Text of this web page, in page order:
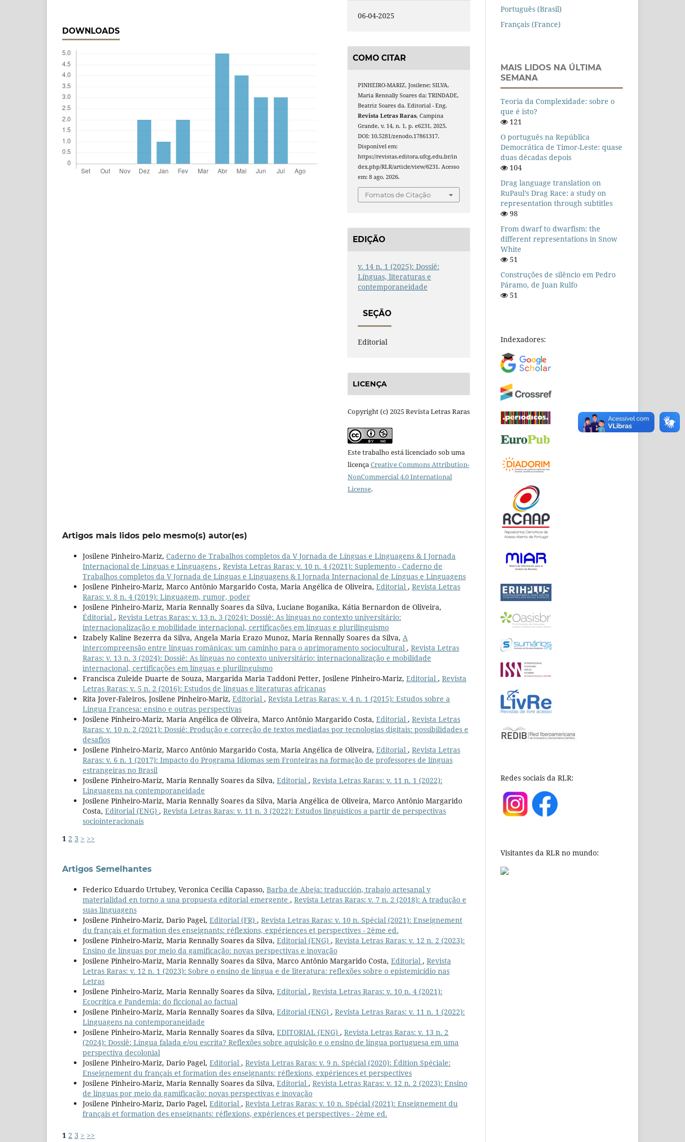
DOWNLOADS
06-04-2025
COMO CITAR
PINHEIRO-MARIZ, Josilene; SILVA,
Maria Rennally Soares da; TRINDADE,
Beatriz Soares da. Editorial - Eng.
Revista Letras Raras, Campina
Grande, v. 14, n. 1, p. e6231, 2025.
DOI: 10.5281/zenodo.17861317.
Disponível em:
https://revistas.editora.ufcg.edu.br/in
dex.php/RLR/article/view/6231. Acesso
em: 8 ago. 2026.
Fomatos de Citação
EDIÇÃO
v. 14 n. 1 (2025): Dossiê:
Línguas, literaturas e
contemporaneidade
SEÇÃO
Editorial
LICENÇA
Copyright (c) 2025 Revista Letras Raras
Este trabalho está licenciado sob uma
licençaCreative Commons Attribution-
NonCommercial 4.0 International
License.
Artigos mais lidos pelo mesmo(s) autor(es)
Josilene Pinheiro-Mariz, Caderno de Trabalhos completos da V Jornada de Línguas e Linguagens & I Jornada
Internacional de Línguas e Linguagens , Revista Letras Raras: v. 10 n. 4 (2021): Suplemento - Caderno de
Trabalhos completos da V Jornada de Línguas e Linguagens & I Jornada Internacional de Línguas e Linguagens
Josilene Pinheiro-Mariz, Marco Antônio Margarido Costa, Maria Angélica de Oliveira, Editorial , Revista Letras
Raras: v. 8 n. 4 (2019): Linguagem, rumor, poder
Josilene Pinheiro-Mariz, Maria Rennally Soares da Silva, Luciane Boganika, Kátia Bernardon de Oliveira,
Éditorial , Revista Letras Raras: v. 13 n. 3 (2024): Dossiê: As línguas no contexto universitário:
internacionalização e mobilidade internacional, certificações em línguas e plurilinguismo
Izabely Kaline Bezerra da Silva, Angela Maria Erazo Munoz, Maria Rennally Soares da Silva, A
intercompreensão entre línguas românicas: um caminho para o aprimoramento sociocultural , Revista Letras
Raras: v. 13 n. 3 (2024): Dossiê: As línguas no contexto universitário: internacionalização e mobilidade
internacional, certificações em línguas e plurilinguismo
Francisca Zuleide Duarte de Souza, Margarida Maria Taddoni Petter, Josilene Pinheiro-Mariz, Editorial , Revista
Letras Raras: v. 5 n. 2 (2016): Estudos de línguas e literaturas africanas
Rita Jover-Faleiros, Josilene Pinheiro-Mariz, Editorial , Revista Letras Raras: v. 4 n. 1 (2015): Estudos sobre a
Língua Francesa: ensino e outras perspectivas
Josilene Pinheiro-Mariz, Maria Angélica de Oliveira, Marco Antônio Margarido Costa, Editorial , Revista Letras
Raras: v. 10 n. 2 (2021): Dossiê: Produção e correção de textos mediadas por tecnologias digitais: possibilidades e
desafios
Josilene Pinheiro-Mariz, Marco Antônio Margarido Costa, Maria Angélica de Oliveira, Editorial , Revista Letras
Raras: v. 6 n. 1 (2017): Impacto do Programa Idiomas sem Fronteiras na formação de professores de línguas
estrangeiras no Brasil
Josilene Pinheiro-Mariz, Maria Rennally Soares da Silva, Editorial , Revista Letras Raras: v. 11 n. 1 (2022):
Linguagens na contemporaneidade
Josilene Pinheiro-Mariz, Maria Rennally Soares da Silva, Maria Angélica de Oliveira, Marco Antônio Margarido
Costa, Editorial (ENG) , Revista Letras Raras: v. 11 n. 3 (2022): Estudos linguísticos a partir de perspectivas
sociointeracionais
1 2 3 > >>
Artigos Semelhantes
Federico Eduardo Urtubey, Veronica Cecilia Capasso, Barba de Abeja: traducción, trabajo artesanal y
materialidad en torno a una propuesta editorial emergente , Revista Letras Raras: v. 7 n. 2 (2018): A tradução e
suas linguagens
Josilene Pinheiro-Mariz, Dario Pagel, Editorial (FR) , Revista Letras Raras: v. 10 n. Spécial (2021): Enseignement
du français et formation des enseignants: réflexions, expériences et perspectives - 2ème ed.
Josilene Pinheiro-Mariz, Maria Rennally Soares da Silva, Editorial (ENG) , Revista Letras Raras: v. 12 n. 2 (2023):
Ensino de línguas por meio da gamificação: novas perspectivas e inovação
Josilene Pinheiro-Mariz, Maria Rennally Soares da Silva, Marco Antônio Margarido Costa, Editorial , Revista
Letras Raras: v. 12 n. 1 (2023): Sobre o ensino de língua e de literatura: reflexões sobre o epistemicídio nas
Letras
Josilene Pinheiro-Mariz, Maria Rennally Soares da Silva, Editorial , Revista Letras Raras: v. 10 n. 4 (2021):
Ecocrítica e Pandemia: do ficcional ao factual
Josilene Pinheiro-Mariz, Maria Rennally Soares da Silva, Editorial (ENG) , Revista Letras Raras: v. 11 n. 1 (2022):
Linguagens na contemporaneidade
Josilene Pinheiro-Mariz, Maria Rennally Soares da Silva, EDITORIAL (ENG) , Revista Letras Raras: v. 13 n. 2
(2024): Dossiê: Língua falada e/ou escrita? Reflexões sobre aquisição e o ensino de língua portuguesa em uma
perspectiva decolonial
Josilene Pinheiro-Mariz, Dario Pagel, Editorial , Revista Letras Raras: v. 9 n. Spécial (2020): Édition Spéciale:
Enseignement du français et formation des enseignants: réflexions, expériences et perspectives
Josilene Pinheiro-Mariz, Maria Rennally Soares da Silva, Editorial , Revista Letras Raras: v. 12 n. 2 (2023): Ensino
de línguas por meio da gamificação: novas perspectivas e inovação
Josilene Pinheiro-Mariz, Dario Pagel, Editorial , Revista Letras Raras: v. 10 n. Spécial (2021): Enseignement du
français et formation des enseignants: réflexions, expériences et perspectives - 2ème ed.
1 2 3 > >>
Português (Brasil)
Français (France)
MAIS LIDOS NA ÚLTIMA
SEMANA
Teoria da Complexidade: sobre o
que é isto?
121
O português na República
Democrática de Timor-Leste: quase
duas décadas depois
104
Drag language translation on
RuPaul’s Drag Race: a study on
representation through subtitles
98
From dwarf to dwarfism: the
different representations in Snow
White
51
Construções de silêncio em Pedro
Páramo, de Juan Rulfo
51
Indexadores:
Redes sociais da RLR:
Visitantes da RLR no mundo: